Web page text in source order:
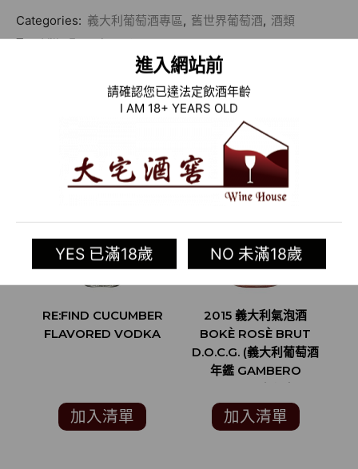
進入網站前
請確認您已達法定飲酒年齡
I AM 18+ YEARS OLD
YES 已滿18歲 NO 未滿18歲
Categories: 義大利葡萄酒專區, 舊世界葡萄酒, 酒類
Tag:Villa Franciacorta
相關商品
RE:FIND CUCUMBER
FLAVORED VODKA
加入清單
2015 義大利氣泡酒
BOKÈ ROSÈ BRUT
D.O.C.G. (義大利葡萄酒
年鑑 GAMBERO
加入清單